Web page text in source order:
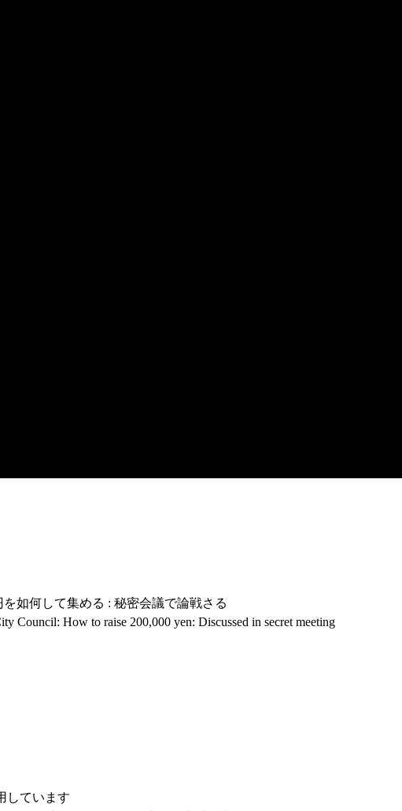
如何して集める : 秘密会議で論戦さる
Council: How to raise 200,000 yen: Discussed in secret meeting
しています